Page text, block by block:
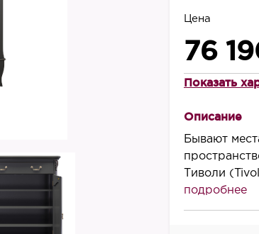
Цена
76
Высота, мм
Ширина, мм
950
Глубина, мм
430
Показать
Описание
Бывают
Тиволи
подробнее